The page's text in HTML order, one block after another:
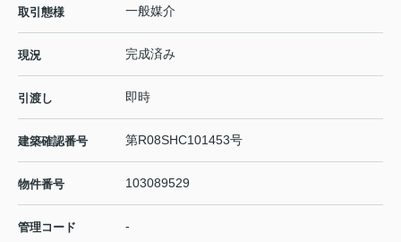
取引態様 一般媒介
現況 完成済み
引渡し 即時
建築確認番号 第R08SHC101453号
物件番号 103089529
管理コード -